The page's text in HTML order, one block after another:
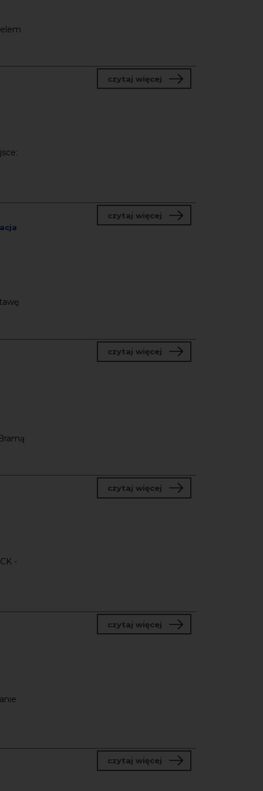
czytaj więcejo TRACKLISTA
czytaj więcejo „Sonosfera”
czytaj więcejo Spacer Dźwiękowy
-
czytaj więcejo Bałtyckie Rewizje
czytaj więcejo Program
czytaj więcejo Nabór do partnerstw